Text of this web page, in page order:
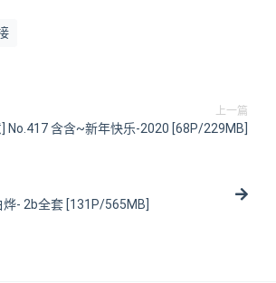
上一篇
] No.417 含含~新年快乐-2020 [68P/229MB]
- 2b全套 [131P/565MB]